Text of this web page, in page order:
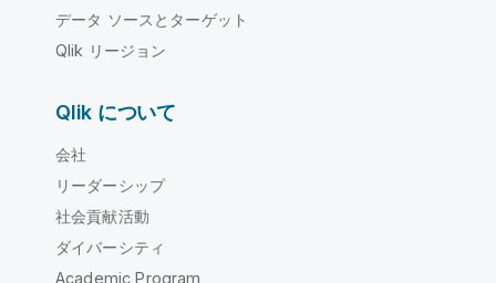
データ ソースとターゲット
Qlik リージョン
Qlik について
会社
リーダーシップ
社会貢献活動
ダイバーシティ
Academic Program